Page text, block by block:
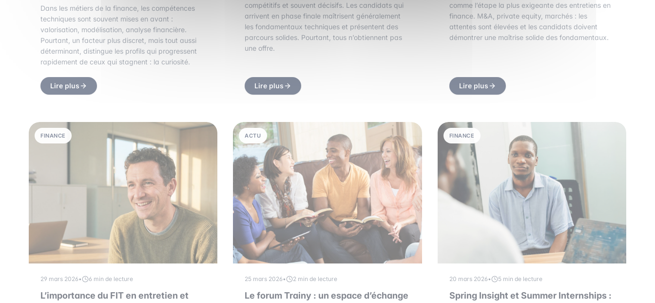
Dans les métiers de la finance, les compétences
techniques sont souvent mises en avant :
valorisation, modélisation, analyse financière.
Pourtant, un facteur plus discret, mais tout aussi
déterminant, distingue les profils qui progressent
rapidement de ceux qui stagnent : la curiosité.
Lire plus
compétitifs et souvent décisifs. Les candidats qui
arrivent en phase finale maîtrisent généralement
les fondamentaux techniques et présentent des
parcours solides. Pourtant, tous n’obtiennent pas
une offre.
Lire plus
comme l’étape la plus exigeante des entretiens en
finance. M&A, private equity, marchés : les
attentes sont élevées et les candidats doivent
démontrer une maîtrise solide des fondamentaux.
Lire plus
FINANCE
29 mars 2026• 6 min de lecture
L’importance du FIT en entretien et
ACTU
25 mars 2026• 2 min de lecture
Le forum Trainy : un espace d’échange
FINANCE
20 mars 2026• 5 min de lecture
Spring Insight et Summer Internships :